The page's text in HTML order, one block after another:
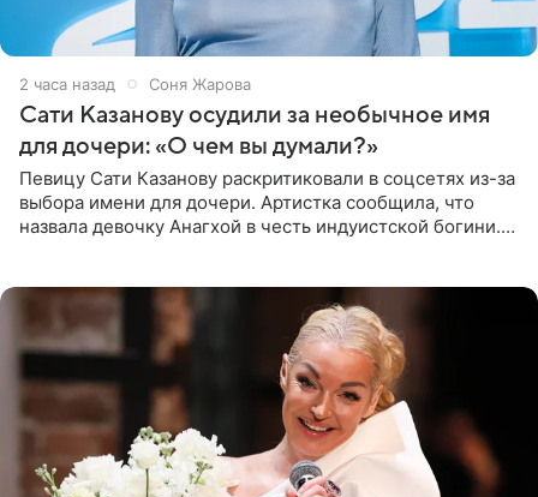
2 часа назад Соня Жарова
Сати Казанову осудили за необычное имя
для дочери: «О чем вы думали?»
Певицу Сати Казанову раскритиковали в соцсетях из-за
выбора имени для дочери. Артистка сообщила, что
назвала девочку Анагхой в честь индуистской богини.